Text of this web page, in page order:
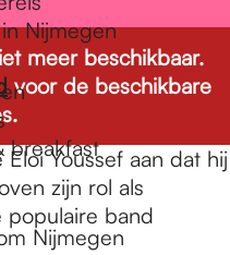
Nijmegen
breakfast
Nijmegen
meer beschikbaar.
voor de beschikbare
Youssef aan dat hij
zijn rol als
populaire band